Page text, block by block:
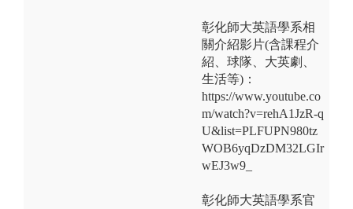
彰化師大英語學系相
關介紹影片(含課程介
紹、球隊、大英劇、
生活等)：
https://www.youtube.co
m/watch?v=rehA1JzR-q
U&list=PLFUPN980tz
WOB6yqDzDM32LGIr
wEJ3w9_
彰化師大英語學系官